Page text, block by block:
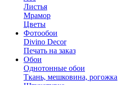
Листья
Мрамор
Цветы
Фотообои
Divino Decor
Печать на заказ
Обои
Однотонные обои
Ткань, мешковина, рогожка